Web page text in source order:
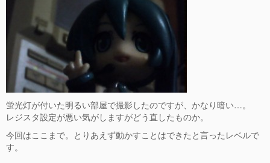
蛍光灯が付いた明るい部屋で撮影したのですが、かなり暗い…。
レジスタ設定が悪い気がしますがどう直したものか。
今回はここまで。とりあえず動かすことはできたと言ったレベルで
す。